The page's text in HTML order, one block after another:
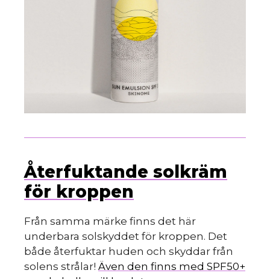
Återfuktande solkräm
för kroppen
Från samma märke finns det här
underbara solskyddet för kroppen. Det
både återfuktar huden och skyddar från
solens strålar! Även den finns med SPF50+